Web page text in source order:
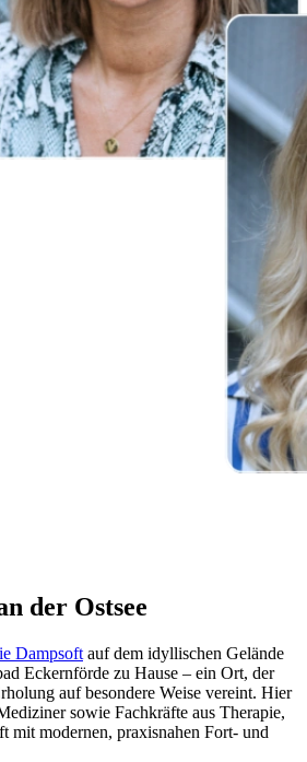
der Ostsee
Dampsoft auf dem idyllischen Gelände
Eckernförde zu Hause – ein Ort, der
auf besondere Weise vereint. Hier
sowie Fachkräfte aus Therapie,
mit modernen, praxisnahen Fort- und